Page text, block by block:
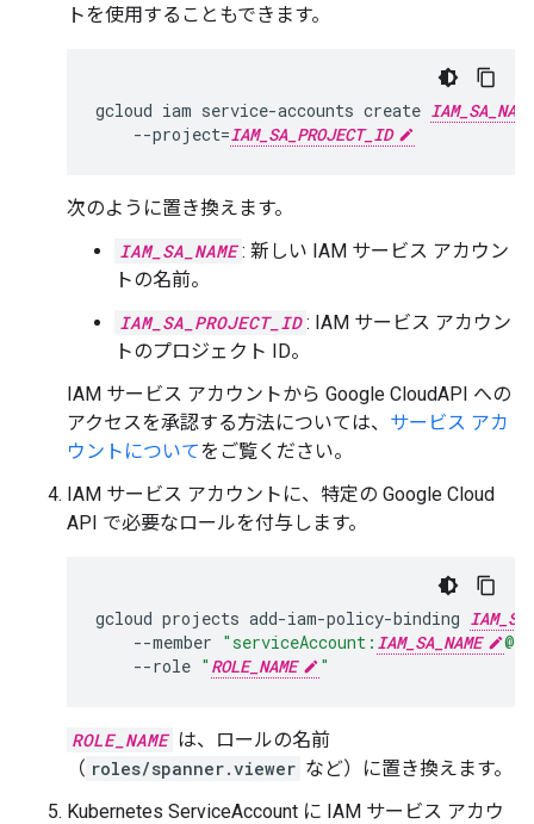
トを使用することもできます。
gcloud iam service-accounts create IAM_SA_NAME
--project=IAM_SA_PROJECT_ID
次のように置き換えます。
IAM_SA_NAME : 新しい IAM サービス アカウン
トの名前。
IAM_SA_PROJECT_ID : IAM サービス アカウン
トのプロジェクト ID。
IAM サービス アカウントから Google CloudAPI への
アクセスを承認する方法については、 サービス アカ
ウントについてをご覧ください。
IAM サービス アカウントに、特定の Google Cloud
API で必要なロールを付与します。
gcloud projects add-iam-policy-binding
--member "serviceAccount: IAM_SA_NAME @
--role " ROLE_NAME "
ROLE_NAME は、ロールの名前
（ roles/spanner.viewer など）に置き換えます。
Kubernetes ServiceAccount に IAM サービス アカウ